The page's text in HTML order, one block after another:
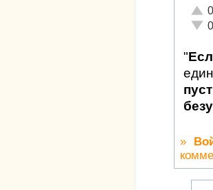
0
0
"
»